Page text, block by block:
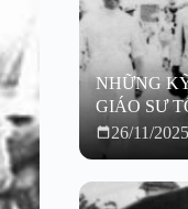
NHỮNG
GIÁO SƯ
26/11/2025